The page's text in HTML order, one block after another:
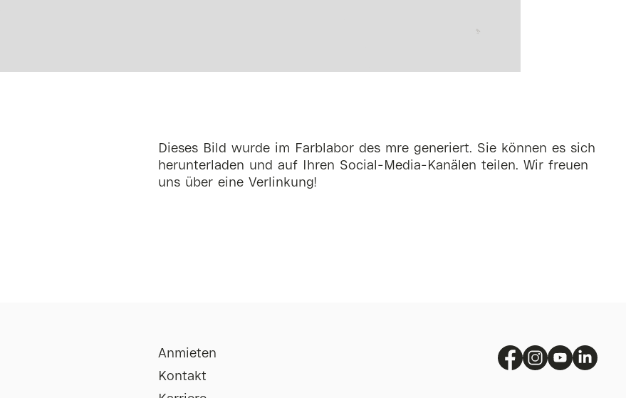
Dieses Bild wurde im Farblabor des mre generiert. Sie können es sich
herunterladen und auf Ihren Social-Media-Kanälen teilen. Wir freuen
uns über eine Verlinkung!
Anmieten
Kontakt